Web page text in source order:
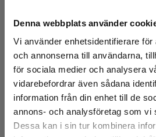
Denna webbplats använder
Vi använder enhetsidentifierare
och annonserna till användarna,
för sociala medier och analysera
vidarebefordrar även sådana
information från din enhet till de
annons- och analysföretag som vi
Dessa kan i sin tur kombinera